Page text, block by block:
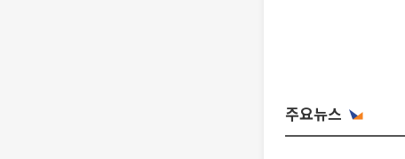
주요뉴스